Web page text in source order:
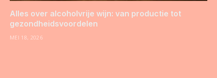
Alles over alcoholvrije wijn: van productie tot
gezondheidsvoordelen
MEI 18, 2026